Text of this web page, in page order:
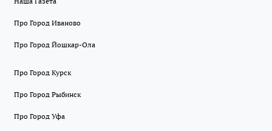
Про Город Иваново
Про Город Йошкар-Ола
Про Город Курск
Про Город Рыбинск
Про Город Уфа